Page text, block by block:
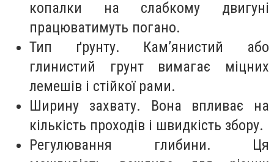
копалки на слабкому двигуні
працюватимуть погано.
Тип ґрунту. Кам’янистий або
глинистий грунт вимагає міцних
лемешів і стійкої рами.
Ширину захвату. Вона впливає на
кількість проходів і швидкість збору.
Регулювання глибини. Ця